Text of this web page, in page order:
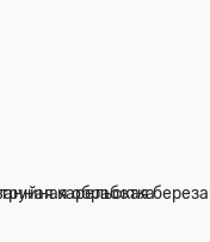
обработка
карельская береза